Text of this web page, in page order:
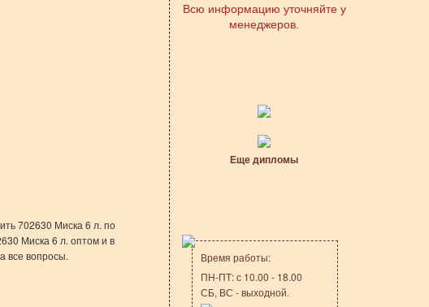
702630 Миска 6 л. по
Миска 6 л. оптом и в
все вопросы.
Всю информацию уточняйте у
менеджеров.
Еще дипломы
Время работы:
ПН-ПТ: с 10.00 - 18.00
СБ, ВС - выходной.